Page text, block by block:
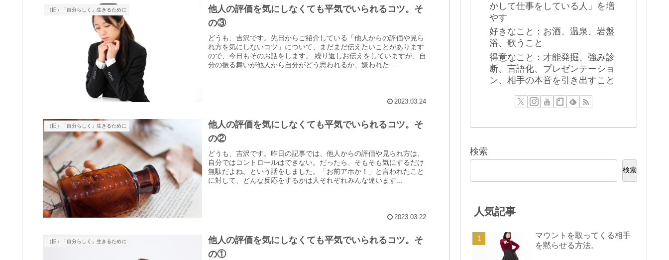
（旧）「自分らしく」生きるために
他人の評価を気にしなくても平気でいられるコツ。そ
の③
どうも、吉沢です。先日からご紹介している「他人からの評価や見ら
れ方を気にしないコツ」について、まだまだ伝えたいことがあります
ので、今日もそのお話をします。 繰り返しお伝えをしていますが、自
分の振る舞いが他人から自分がどう思われるか、嫌われた...
2023.03.24
（旧）「自分らしく」生きるために
他人の評価を気にしなくても平気でいられるコツ。そ
の②
どうも、吉沢です。昨日の記事では、他人からの評価や見られ方は、
自分ではコントロールはできない。だったら、そもそも気にするだけ
無駄だよね。という話をしました。「お前アホか！」と言われたこと
に対して、どんな反応をするかは人それぞれみんな違います...
2023.03.22
（旧）「自分らしく」生きるために
他人の評価を気にしなくても平気でいられるコツ。そ
の①
かして仕事をしている人」を増
やす
好きなこと：お酒、温泉、岩盤
浴、歌うこと
得意なこと：才能発掘、強み診
断、言語化、プレゼンテーショ
ン、相手の本音を引き出すこと
検索
検索
人気記事
マウントを取ってくる相手
を黙らせる方法。